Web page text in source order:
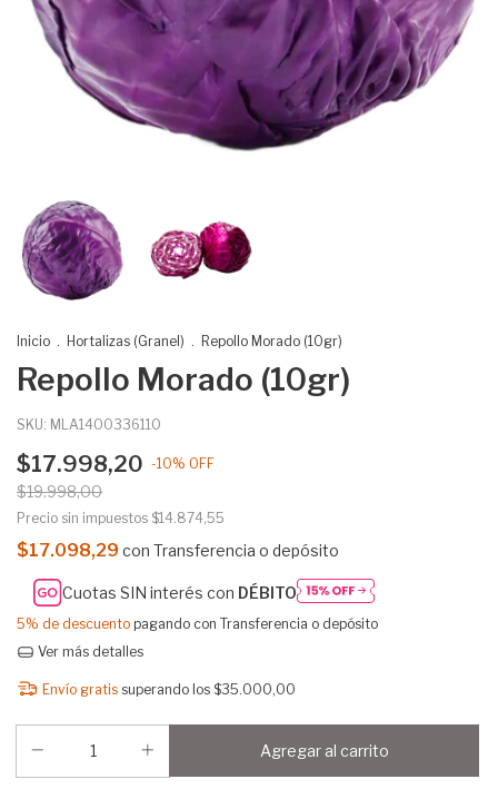
Inicio . Hortalizas (Granel) . Repollo Morado (10gr)
Repollo Morado (10gr)
SKU: MLA1400336110
$17.998,20 -10% OFF
$19.998,00
Precio sin impuestos $14.874,55
$17.098,29 con Transferencia o depósito
Cuotas SIN interés con DÉBITO
5% de descuento pagando con Transferencia o depósito
Ver más detalles
Envío gratis superando los $35.000,00